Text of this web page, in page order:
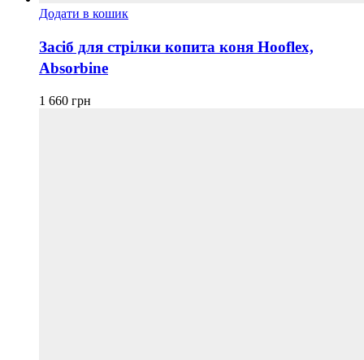
Додати в кошик
Засіб для стрілки копита коня Hooflex,
Absorbine
1 660 грн